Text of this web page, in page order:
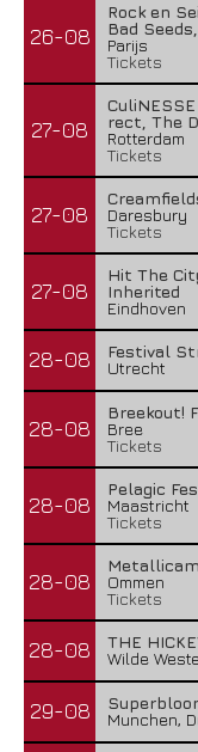
26-08
Rock en
Bad
Parijs
Tickets
27-08
rect, The
Rotterdam
Tickets
27-08
Daresbury
Tickets
27-08
Hit The
Inherited
Eindhoven
28-08
Festival
Utrecht
28-08
Breekout!
Bree
Tickets
28-08
Pelagic
Maastricht
Tickets
28-08
Ommen
Tickets
28-08
THE
Wilde
29-08
Munchen,